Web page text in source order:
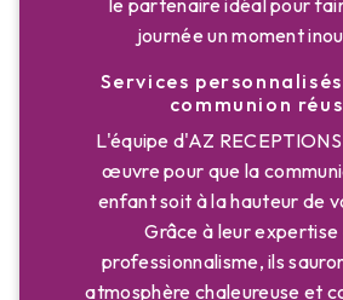
journée un moment
Services
communion
L'équipe d'AZ
œuvre pour que la
enfant soit à la hauteur de
Grâce à leur expertise
professionnalisme, ils
atmosphère chaleureuse et